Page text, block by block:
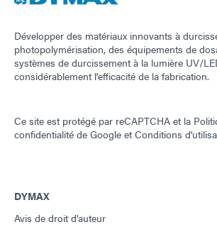
Développer des matériaux innovants à
photopolymérisation, des équipements de
systèmes de durcissement à la lumière UV/
considérablement l'efficacité de la fabrication.
Ce site est protégé par reCAPTCHA et la
confidentialité de Google etConditions
DYMAX
Avis de droit d'auteur